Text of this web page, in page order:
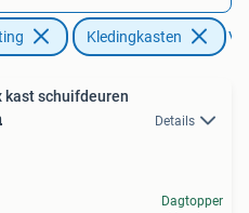
Kledingkasten
kast schuifdeuren
Details
Dagtopper